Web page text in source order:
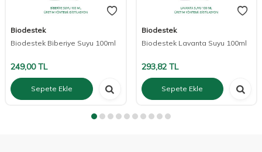
Biodestek
Biodestek Biberiye Suyu 100ml
249,00TL
Sepete Ekle
Biodestek
Biodestek Lavanta Suyu 100ml
293,82TL
Sepete Ekle